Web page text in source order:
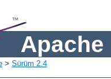
Apache
> Sürüm 2.4